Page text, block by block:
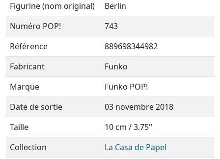
Figurine (nom original)
Berlin
Numéro POP!
743
Référence
889698344982
Fabricant
Funko
Marque
Funko POP!
Date de sortie
03 novembre 2018
Taille
10 cm / 3.75''
Collection
La Casa de Papel